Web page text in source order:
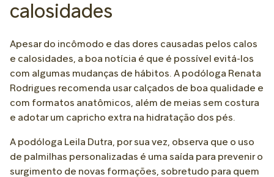
calosidades
Apesar do incômodo e das dores causadas pelos calos
e calosidades, a boa notícia é que é possível evitá-los
com algumas mudanças de hábitos. A podóloga Renata
Rodrigues recomenda usar calçados de boa qualidade e
com formatos anatômicos, além de meias sem costura
e adotar um capricho extra na hidratação dos pés.
A podóloga Leila Dutra, por sua vez, observa que o uso
de palmilhas personalizadas é uma saída para prevenir o
surgimento de novas formações, sobretudo para quem